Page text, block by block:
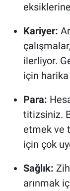
Kariyer:
ilerliyor.
için
Para:
titizsiniz.
etmek ve
için çok
Sağlık:
arınmak